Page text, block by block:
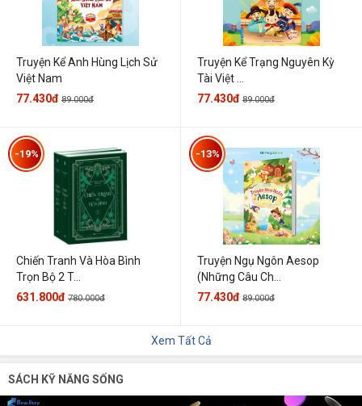
Truyện Kể Anh Hùng Lịch Sử
Việt Nam
77.430đ 89.000đ
Truyện Kể Trạng Nguyên Kỳ
Tài Việt ...
77.430đ 89.000đ
Chiến Tranh Và Hòa Bình
Trọn Bộ 2 T...
-19%
631.800đ 780.000đ
Truyện Ngụ Ngôn Aesop
(Những Câu Ch...
-13%
77.430đ 89.000đ
Xem Tất Cả
SÁCH KỸ NĂNG SỐNG